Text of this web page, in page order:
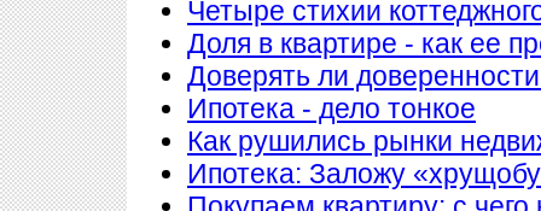
Четыре стихии
Доля в квартире - как ее
Доверять ли
Ипотека - дело тонкое
Как рушились рынки
Ипотека: Заложу